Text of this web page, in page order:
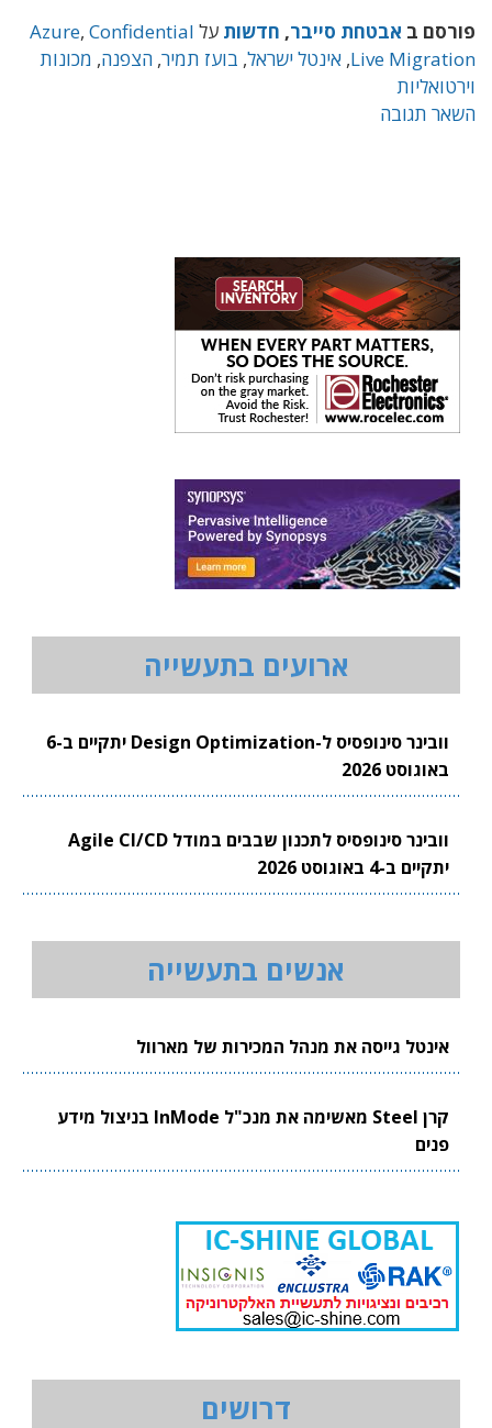
פורסם ב אבטחת סייבר, חדשות על Azure, Confidential
Live Migration
, אינטל ישראל, בועז תמיר, הצפנה, מכונות
וירטואליות
השאר תגובה
ארועים בתעשייה
וובינר סינופסיס ל-Design Optimization יתקיים ב-6
באוגוסט 2026
וובינר סינופסיס לתכנון שבבים במודל Agile CI/CD
יתקיים ב-4 באוגוסט 2026
אנשים בתעשייה
אינטל גייסה את מנהל המכירות של מארוול
קרן Steel מאשימה את מנכ"ל InMode בניצול מידע
פנים
דרושים